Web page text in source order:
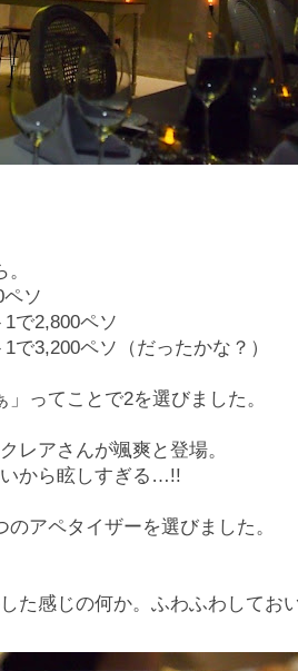
ソ
で2,800ペソ
で3,200ペソ（だったかな？）
ってことで2を選びました。
レアさんが颯爽と登場。
から眩しすぎる…!!
アペタイザーを選びました。
た感じの何か。ふわふわしてお